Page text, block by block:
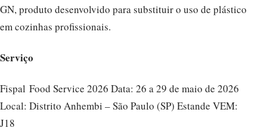
GN, produto desenvolvido para substituir o uso de plástico
em cozinhas profissionais.
Serviço
Fispal Food Service 2026 Data: 26 a 29 de maio de 2026
Local: Distrito Anhembi – São Paulo (SP) Estande VEM:
J18